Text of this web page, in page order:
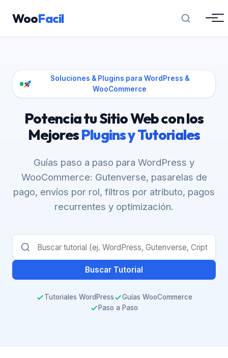
WooFacil
Soluciones & Plugins para WordPress &
WooCommerce
Potencia tu Sitio Web con los
MejoresPlugins y Tutoriales
Guías paso a paso para WordPress y
WooCommerce: Gutenverse, pasarelas de
pago, envíos por rol, filtros por atributo, pagos
recurrentes y optimización.
Buscar Tutorial
Tutoriales WordPress
Guías WooCommerce
Paso a Paso